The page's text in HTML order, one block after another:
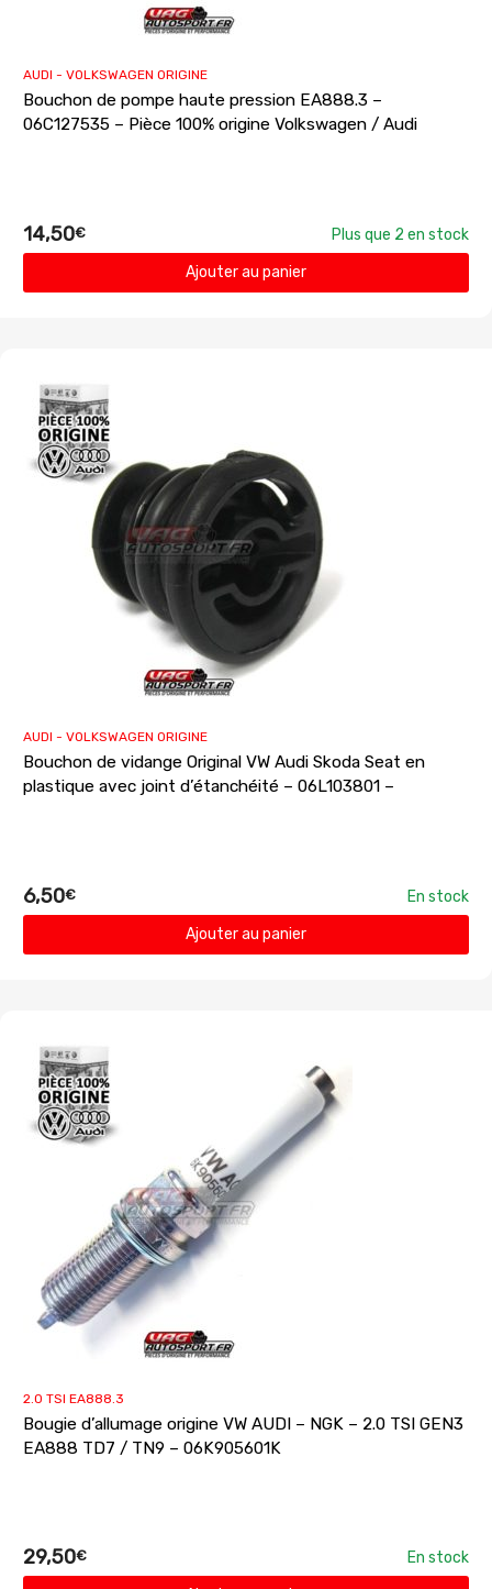
AUDI - VOLKSWAGEN ORIGINE
Bouchon de pompe haute pression EA888.3 –
06C127535 – Pièce 100% origine Volkswagen / Audi
14,50€
Plus que 2 en stock
Ajouter au panier
AUDI - VOLKSWAGEN ORIGINE
Bouchon de vidange Original VW Audi Skoda Seat en
plastique avec joint d’étanchéité – 06L103801 –
6,50€
En stock
Ajouter au panier
2.0 TSI EA888.3
Bougie d’allumage origine VW AUDI – NGK – 2.0 TSI GEN3
EA888 TD7 / TN9 – 06K905601K
29,50€
En stock